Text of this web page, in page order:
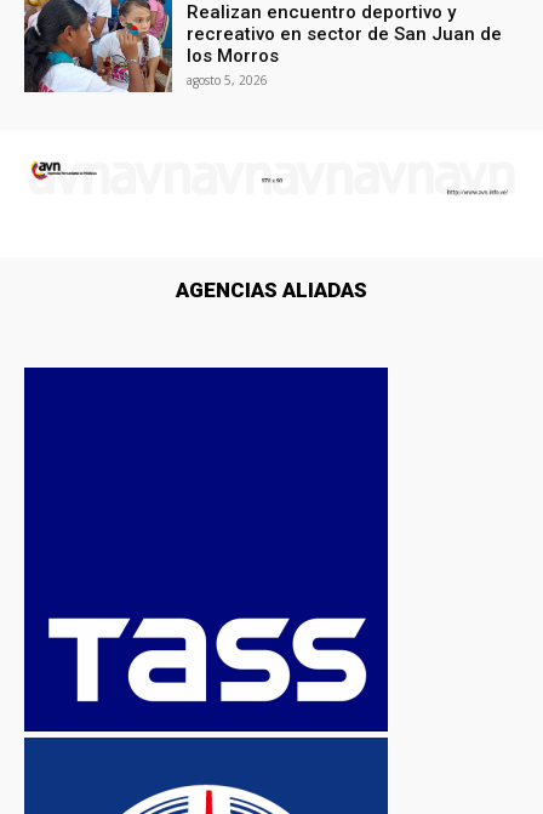
Realizan encuentro deportivo y
recreativo en sector de San Juan de
los Morros
agosto 5, 2026
AGENCIAS ALIADAS